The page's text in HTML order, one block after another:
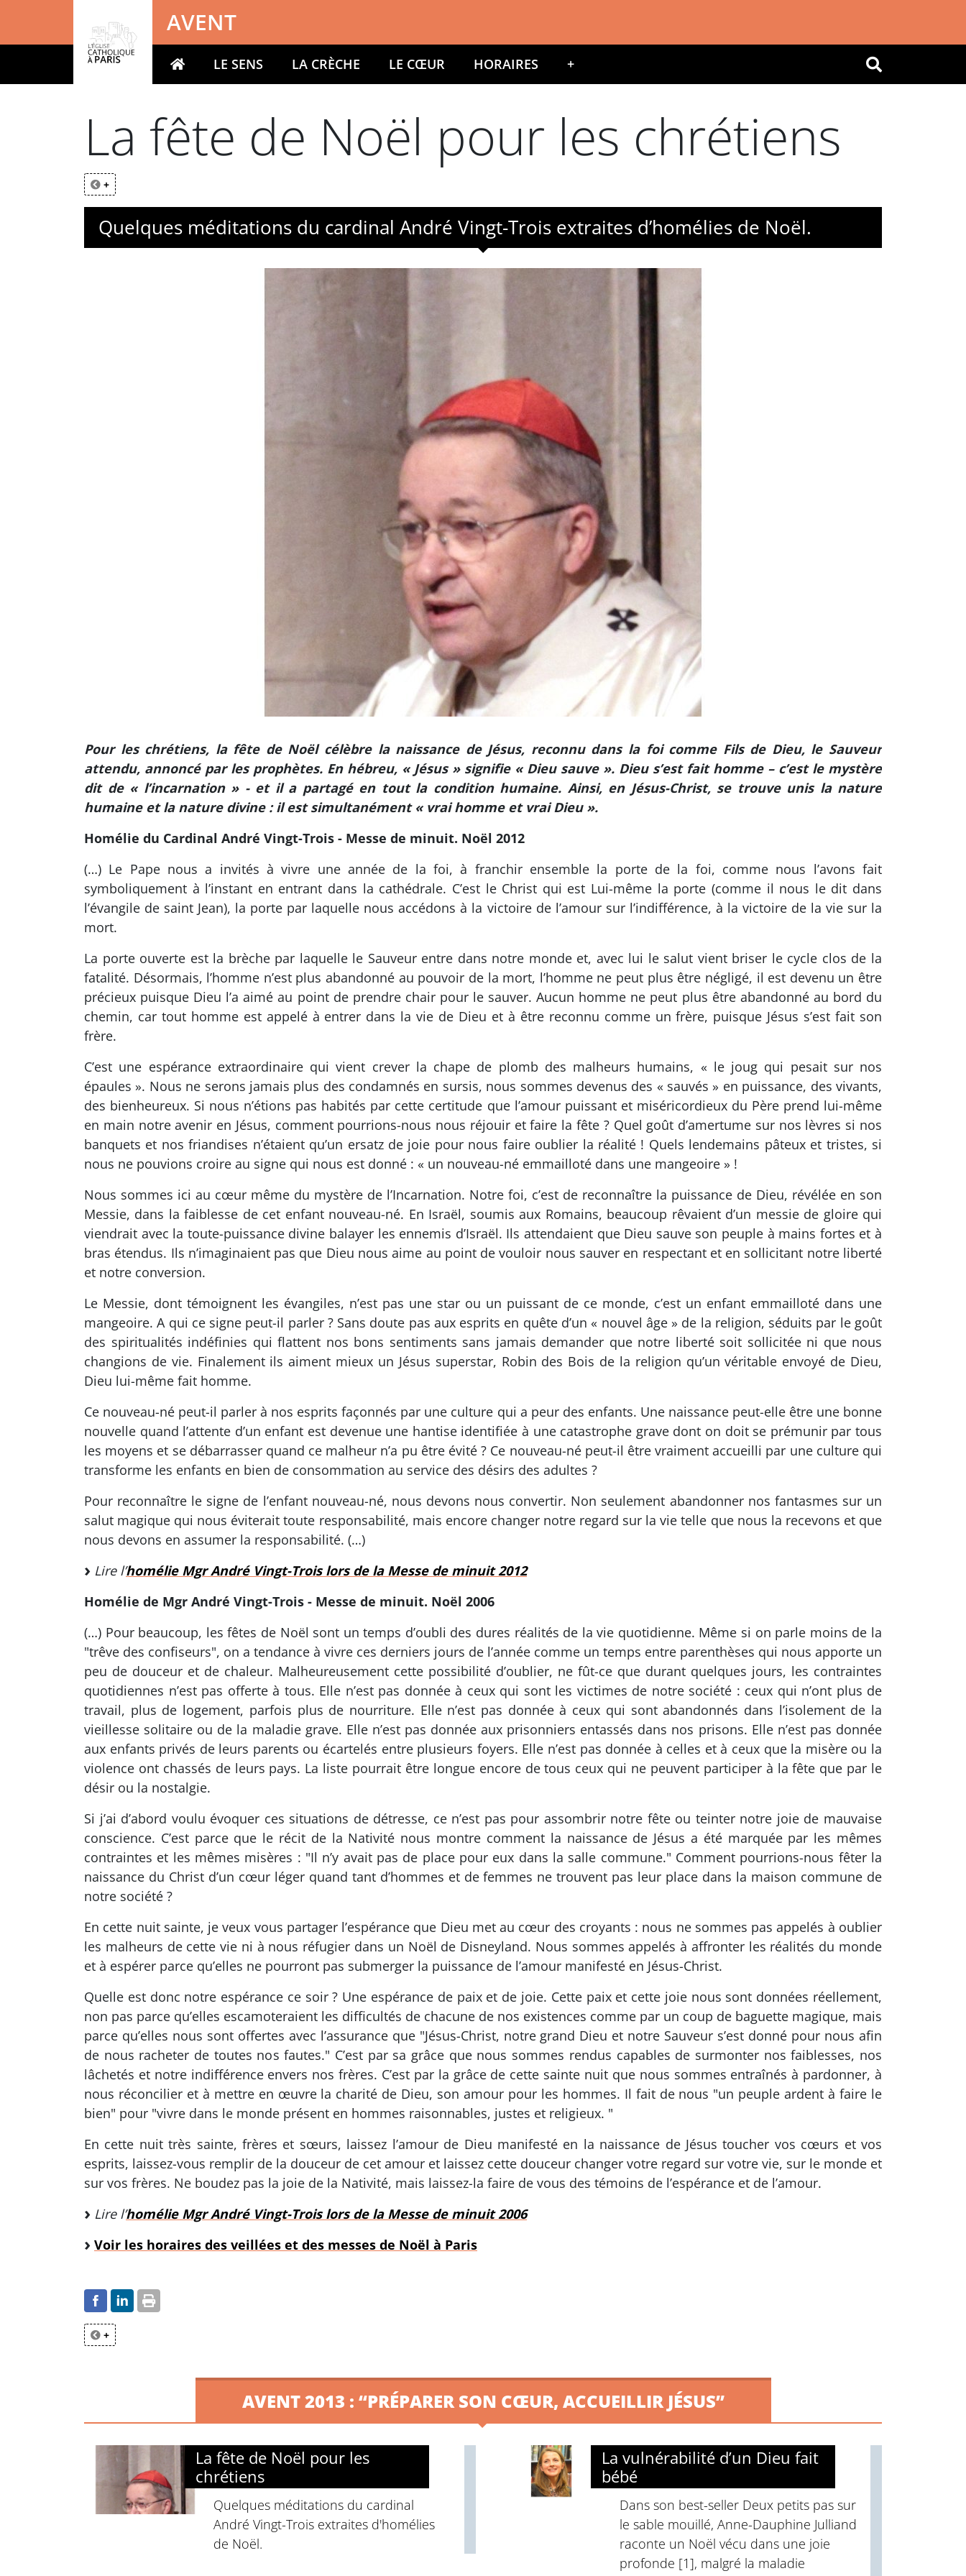
AVENT
Votre recherche OK
LE SENS LA CRÈCHE LE CŒUR HORAIRES +
La fête de Noël pour les chrétiens
+
Quelques méditations du cardinal André Vingt-Trois extraites d’homélies de Noël.
Pour les chrétiens, la fête de Noël célèbre la naissance de Jésus, reconnu dans la foi comme Fils de Dieu, le Sauveur
attendu, annoncé par les prophètes. En hébreu, « Jésus » signifie « Dieu sauve ». Dieu s’est fait homme – c’est le mystère
dit de « l’incarnation » - et il a partagé en tout la condition humaine. Ainsi, en Jésus-Christ, se trouve unis la nature
humaine et la nature divine : il est simultanément « vrai homme et vrai Dieu ».
Homélie du Cardinal André Vingt-Trois - Messe de minuit. Noël 2012
(…) Le Pape nous a invités à vivre une année de la foi, à franchir ensemble la porte de la foi, comme nous l’avons fait
symboliquement à l’instant en entrant dans la cathédrale. C’est le Christ qui est Lui-même la porte (comme il nous le dit dans
l’évangile de saint Jean), la porte par laquelle nous accédons à la victoire de l’amour sur l’indifférence, à la victoire de la vie sur la
mort.
La porte ouverte est la brèche par laquelle le Sauveur entre dans notre monde et, avec lui le salut vient briser le cycle clos de la
fatalité. Désormais, l’homme n’est plus abandonné au pouvoir de la mort, l’homme ne peut plus être négligé, il est devenu un être
précieux puisque Dieu l’a aimé au point de prendre chair pour le sauver. Aucun homme ne peut plus être abandonné au bord du
chemin, car tout homme est appelé à entrer dans la vie de Dieu et à être reconnu comme un frère, puisque Jésus s’est fait son
frère.
C’est une espérance extraordinaire qui vient crever la chape de plomb des malheurs humains, « le joug qui pesait sur nos
épaules ». Nous ne serons jamais plus des condamnés en sursis, nous sommes devenus des « sauvés » en puissance, des vivants,
des bienheureux. Si nous n’étions pas habités par cette certitude que l’amour puissant et miséricordieux du Père prend lui-même
en main notre avenir en Jésus, comment pourrions-nous nous réjouir et faire la fête ? Quel goût d’amertume sur nos lèvres si nos
banquets et nos friandises n’étaient qu’un ersatz de joie pour nous faire oublier la réalité ! Quels lendemains pâteux et tristes, si
nous ne pouvions croire au signe qui nous est donné : « un nouveau-né emmailloté dans une mangeoire » !
Nous sommes ici au cœur même du mystère de l’Incarnation. Notre foi, c’est de reconnaître la puissance de Dieu, révélée en son
Messie, dans la faiblesse de cet enfant nouveau-né. En Israël, soumis aux Romains, beaucoup rêvaient d’un messie de gloire qui
viendrait avec la toute-puissance divine balayer les ennemis d’Israël. Ils attendaient que Dieu sauve son peuple à mains fortes et à
bras étendus. Ils n’imaginaient pas que Dieu nous aime au point de vouloir nous sauver en respectant et en sollicitant notre liberté
et notre conversion.
Le Messie, dont témoignent les évangiles, n’est pas une star ou un puissant de ce monde, c’est un enfant emmailloté dans une
mangeoire. A qui ce signe peut-il parler ? Sans doute pas aux esprits en quête d’un « nouvel âge » de la religion, séduits par le goût
des spiritualités indéfinies qui flattent nos bons sentiments sans jamais demander que notre liberté soit sollicitée ni que nous
changions de vie. Finalement ils aiment mieux un Jésus superstar, Robin des Bois de la religion qu’un véritable envoyé de Dieu,
Dieu lui-même fait homme.
Ce nouveau-né peut-il parler à nos esprits façonnés par une culture qui a peur des enfants. Une naissance peut-elle être une bonne
nouvelle quand l’attente d’un enfant est devenue une hantise identifiée à une catastrophe grave dont on doit se prémunir par tous
les moyens et se débarrasser quand ce malheur n’a pu être évité ? Ce nouveau-né peut-il être vraiment accueilli par une culture qui
transforme les enfants en bien de consommation au service des désirs des adultes ?
Pour reconnaître le signe de l’enfant nouveau-né, nous devons nous convertir. Non seulement abandonner nos fantasmes sur un
salut magique qui nous éviterait toute responsabilité, mais encore changer notre regard sur la vie telle que nous la recevons et que
nous devons en assumer la responsabilité. (…)
Lire l’homélie Mgr André Vingt-Trois lors de la Messe de minuit 2012
Homélie de Mgr André Vingt-Trois - Messe de minuit. Noël 2006
(…) Pour beaucoup, les fêtes de Noël sont un temps d’oubli des dures réalités de la vie quotidienne. Même si on parle moins de la
"trêve des confiseurs", on a tendance à vivre ces derniers jours de l’année comme un temps entre parenthèses qui nous apporte un
peu de douceur et de chaleur. Malheureusement cette possibilité d’oublier, ne fût-ce que durant quelques jours, les contraintes
quotidiennes n’est pas offerte à tous. Elle n’est pas donnée à ceux qui sont les victimes de notre société : ceux qui n’ont plus de
travail, plus de logement, parfois plus de nourriture. Elle n’est pas donnée à ceux qui sont abandonnés dans l’isolement de la
vieillesse solitaire ou de la maladie grave. Elle n’est pas donnée aux prisonniers entassés dans nos prisons. Elle n’est pas donnée
aux enfants privés de leurs parents ou écartelés entre plusieurs foyers. Elle n’est pas donnée à celles et à ceux que la misère ou la
violence ont chassés de leurs pays. La liste pourrait être longue encore de tous ceux qui ne peuvent participer à la fête que par le
désir ou la nostalgie.
Si j’ai d’abord voulu évoquer ces situations de détresse, ce n’est pas pour assombrir notre fête ou teinter notre joie de mauvaise
conscience. C’est parce que le récit de la Nativité nous montre comment la naissance de Jésus a été marquée par les mêmes
contraintes et les mêmes misères : "Il n’y avait pas de place pour eux dans la salle commune." Comment pourrions-nous fêter la
naissance du Christ d’un cœur léger quand tant d’hommes et de femmes ne trouvent pas leur place dans la maison commune de
notre société ?
En cette nuit sainte, je veux vous partager l’espérance que Dieu met au cœur des croyants : nous ne sommes pas appelés à oublier
les malheurs de cette vie ni à nous réfugier dans un Noël de Disneyland. Nous sommes appelés à affronter les réalités du monde
et à espérer parce qu’elles ne pourront pas submerger la puissance de l’amour manifesté en Jésus-Christ.
Quelle est donc notre espérance ce soir ? Une espérance de paix et de joie. Cette paix et cette joie nous sont données réellement,
non pas parce qu’elles escamoteraient les difficultés de chacune de nos existences comme par un coup de baguette magique, mais
parce qu’elles nous sont offertes avec l’assurance que "Jésus-Christ, notre grand Dieu et notre Sauveur s’est donné pour nous afin
de nous racheter de toutes nos fautes." C’est par sa grâce que nous sommes rendus capables de surmonter nos faiblesses, nos
lâchetés et notre indifférence envers nos frères. C’est par la grâce de cette sainte nuit que nous sommes entraînés à pardonner, à
nous réconcilier et à mettre en œuvre la charité de Dieu, son amour pour les hommes. Il fait de nous "un peuple ardent à faire le
bien" pour "vivre dans le monde présent en hommes raisonnables, justes et religieux. "
En cette nuit très sainte, frères et sœurs, laissez l’amour de Dieu manifesté en la naissance de Jésus toucher vos cœurs et vos
esprits, laissez-vous remplir de la douceur de cet amour et laissez cette douceur changer votre regard sur votre vie, sur le monde et
sur vos frères. Ne boudez pas la joie de la Nativité, mais laissez-la faire de vous des témoins de l’espérance et de l’amour.
Lire l’homélie Mgr André Vingt-Trois lors de la Messe de minuit 2006
Voir les horaires des veillées et des messes de Noël à Paris
+
AVENT 2013 : “PRÉPARER SON CŒUR, ACCUEILLIR JÉSUS”
La fête de Noël pour les
chrétiens
Quelques méditations du cardinal
André Vingt-Trois extraites d'homélies
de Noël.
La vulnérabilité d’un Dieu fait
bébé
Dans son best-seller Deux petits pas sur
le sable mouillé, Anne-Dauphine Julliand
raconte un Noël vécu dans une joie
profonde [1], malgré la maladie